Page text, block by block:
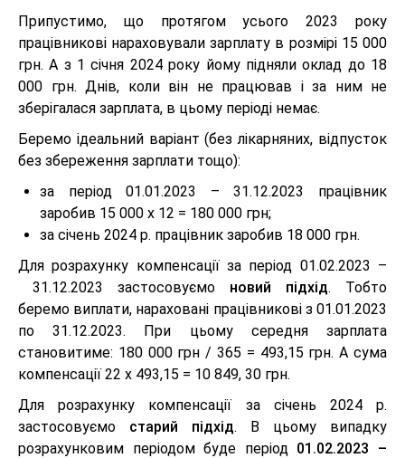
Припустимо, що протягом усього 2023 року
працівникові нараховували зарплату в розмірі 15 000
грн. А з 1 січня 2024 року йому підняли оклад до 18
000 грн. Днів, коли він не працював і за ним не
зберігалася зарплата, в цьому періоді немає.
Беремо ідеальний варіант (без лікарняних, відпусток
без збереження зарплати тощо):
за період 01.01.2023 – 31.12.2023 працівник
заробив 15 000 х 12 = 180 000 грн;
за січень 2024 р. працівник заробив 18 000 грн.
Для розрахунку компенсації за період 01.02.2023 –
31.12.2023 застосовуємо новий підхід. Тобто
беремо виплати, нараховані працівникові з 01.01.2023
по 31.12.2023. При цьому середня зарплата
становитиме: 180 000 грн / 365 = 493,15 грн. А сума
компенсації 22 х 493,15 = 10 849, 30 грн.
Для розрахунку компенсації за січень 2024 р.
застосовуємо старий підхід. В цьому випадку
розрахунковим періодом буде період 01.02.2023 –